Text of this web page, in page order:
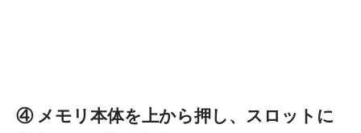
④ メモリ本体を上から押し、スロットに